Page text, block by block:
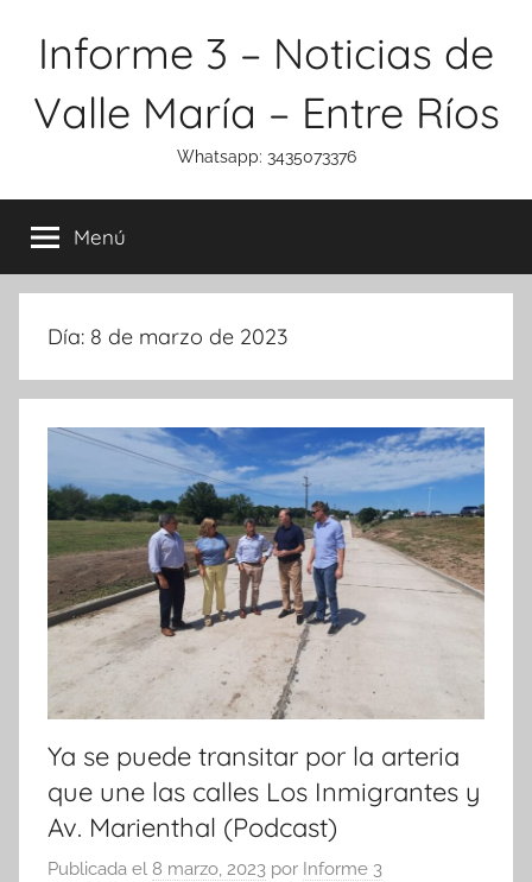
Informe 3 – Noticias de
Valle María – Entre Ríos
Whatsapp: 3435073376
Menú
Día: 8 de marzo de 2023
Ya se puede transitar por la arteria
que une las calles Los Inmigrantes y
Av. Marienthal (Podcast)
Publicada el 8 marzo, 2023 por Informe 3